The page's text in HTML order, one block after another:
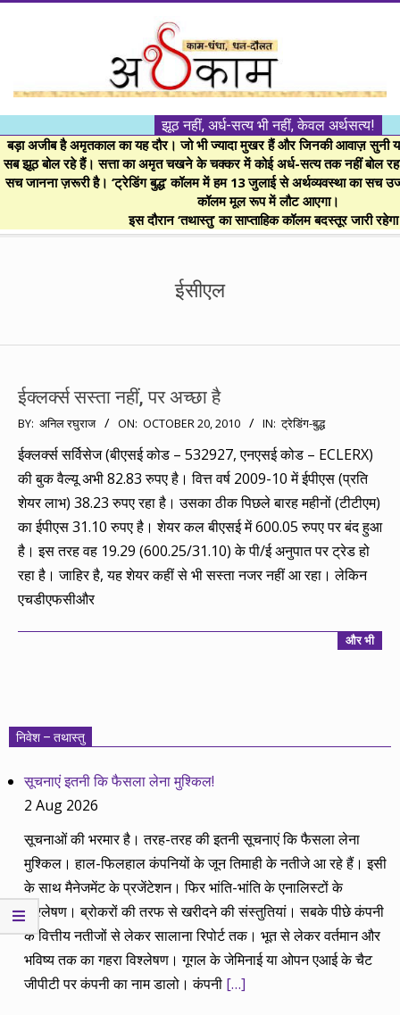
।।
अर्थकाम।।
BE
FINANCIALLY
झूठ नहीं, अर्ध-सत्य भी नहीं, केवल अर्थसत्य!
बड़ा अजीब है अमृतकाल का यह दौर। जो भी ज्यादा मुखर हैं और जिनकी आवाज़ सुनी
सब झूठ बोल रहे हैं। सत्ता का अमृत चखने के चक्कर में कोई अर्ध-सत्य तक नहीं बोल
सच जानना ज़रूरी है। ‘ट्रेडिंग बुद्ध’ कॉलम में हम 13 जुलाई से अर्थव्यवस्था का सच
कॉलम मूल रूप में लौट आएगा।
इस दौरान ‘तथास्तु’ का साप्ताहिक कॉलम बदस्तूर जारी
ईसीएल
ईक्लर्क्स सस्ता नहीं, पर अच्छा है
2010-
10-
20
BY: अनिल रघुराज ON: OCTOBER 20, 2010 IN: ट्रेडिंग-बुद्ध
ईक्लर्क्स सर्विसेज (बीएसई कोड – 532927, एनएसई कोड – ECLERX)
की बुक वैल्यू अभी 82.83 रुपए है। वित्त वर्ष 2009-10 में ईपीएस (प्रति
शेयर लाभ) 38.23 रुपए रहा है। उसका ठीक पिछले बारह महीनों (टीटीएम)
का ईपीएस 31.10 रुपए है। शेयर कल बीएसई में 600.05 रुपए पर बंद हुआ
है। इस तरह वह 19.29 (600.25/31.10) के पी/ई अनुपात पर ट्रेड हो
रहा है। जाहिर है, यह शेयर कहीं से भी सस्ता नजर नहीं आ रहा। लेकिन
एचडीएफसीऔर
और भी
निवेश – तथास्तु
सूचनाएं इतनी कि फैसला लेना मुश्किल!
2 Aug 2026
सूचनाओं की भरमार है। तरह-तरह की इतनी सूचनाएं कि फैसला लेना
मुश्किल। हाल-फिलहाल कंपनियों के जून तिमाही के नतीजे आ रहे हैं। इसी
के साथ मैनेजमेंट के प्रजेंटेशन। फिर भांति-भांति के एनालिस्टों के
विश्लेषण। ब्रोकरों की तरफ से खरीदने की संस्तुतियां। सबके पीछे कंपनी
के वित्तीय नतीजों से लेकर सालाना रिपोर्ट तक। भूत से लेकर वर्तमान और
भविष्य तक का गहरा विश्लेषण। गूगल के जेमिनाई या ओपन एआई के चैट
जीपीटी पर कंपनी का नाम डालो। कंपनी […]